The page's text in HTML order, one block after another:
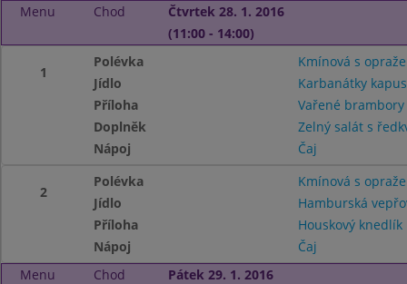
Menu
Chod
Čtvrtek 28. 1. 2016
(11:00 - 14:00)
1
Polévka
Kmínová s
Jídlo
Karbanátky
Příloha
Vařené
Doplněk
Zelný salát s
Nápoj
Čaj
2
Polévka
Kmínová s
Jídlo
Hamburská
Příloha
Houskový knedlík
Nápoj
Čaj
Menu
Chod
Pátek 29. 1. 2016